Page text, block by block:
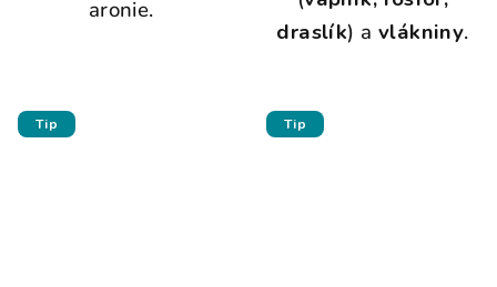
aronie.
draslík) a vlákniny.
Tip Tip